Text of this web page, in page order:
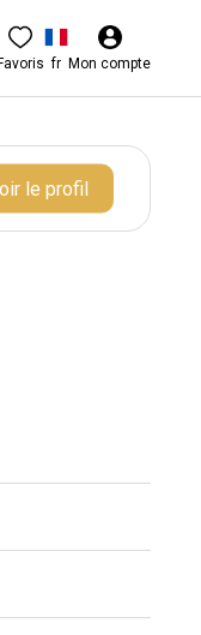
fr Mon compte
le profil